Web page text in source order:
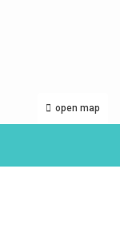
open map